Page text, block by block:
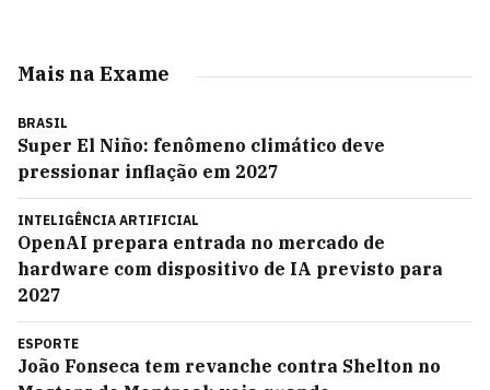
Mais na Exame
BRASIL
Super El Niño: fenômeno climático deve
pressionar inflação em 2027
INTELIGÊNCIA ARTIFICIAL
OpenAI prepara entrada no mercado de
hardware com dispositivo de IA previsto para
2027
ESPORTE
João Fonseca tem revanche contra Shelton no